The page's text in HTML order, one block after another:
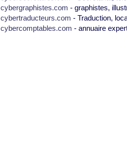
cybergraphistes.com - graphistes,
cybertraducteurs.com - Traduction,
cybercomptables.com - annuaire